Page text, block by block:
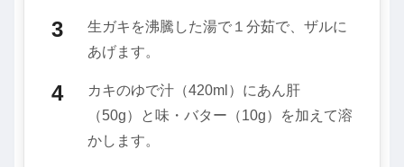
生ガキを沸騰した湯で１分茹で、ザルに
あげます。
カキのゆで汁（420ml）にあん肝
（50g）と味・バター（10g）を加えて溶
かします。